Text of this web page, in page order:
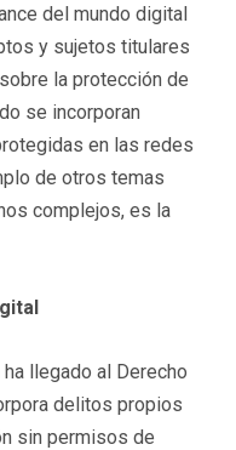
del mundo digital
y sujetos titulares
la protección de
se incorporan
en las redes
de otros temas
complejos, es la
llegado al Derecho
delitos propios
sin permisos de